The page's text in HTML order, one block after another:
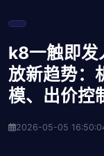
k8一触即
放新趋势：
模、出价控
2026-05-05